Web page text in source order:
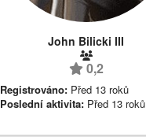
John Bilicki III
0,2
Registrováno: Před 13 roků
Poslední aktivita: Před 13 roků